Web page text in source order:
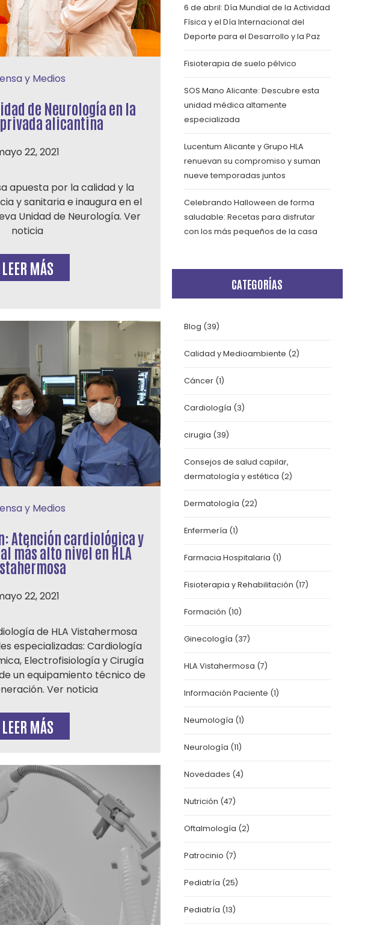
y Medios
de Neurología en la
alicantina
22, 2021
apuesta por la calidad y la
y sanitaria e inaugura en el
Unidad de Neurología. Ver
noticia
LEER MÁS
y Medios
Atención cardiológica y
más alto nivel en HLA
22, 2021
de HLA Vistahermosa
especializadas: Cardiología
Electrofisiología y Cirugía
un equipamiento técnico de
Ver noticia
LEER MÁS
6 de abril: Día Mundial de la Actividad
Física y el Día Internacional del
Deporte para el Desarrollo y la Paz
Fisioterapia de suelo pélvico
SOS Mano Alicante: Descubre esta
unidad médica altamente
especializada
Lucentum Alicante y Grupo HLA
renuevan su compromiso y suman
nueve temporadas juntos
Celebrando Halloween de forma
saludable: Recetas para disfrutar
con los más pequeños de la casa
CATEGORÍAS
Blog (39)
Calidad y Medioambiente (2)
Cáncer(1)
Cardiología (3)
cirugia (39)
Consejos de salud capilar,
dermatología y estética (2)
Dermatología (22)
Enfermería (1)
Farmacia Hospitalaria (1)
Fisioterapia y Rehabilitación (17)
Formación (10)
Ginecología (37)
HLA Vistahermosa (7)
Información Paciente (1)
Neumología (1)
Neurología (11)
Novedades (4)
Nutrición (47)
Oftalmología (2)
Patrocinio (7)
Pediatría (25)
Pediatría (13)